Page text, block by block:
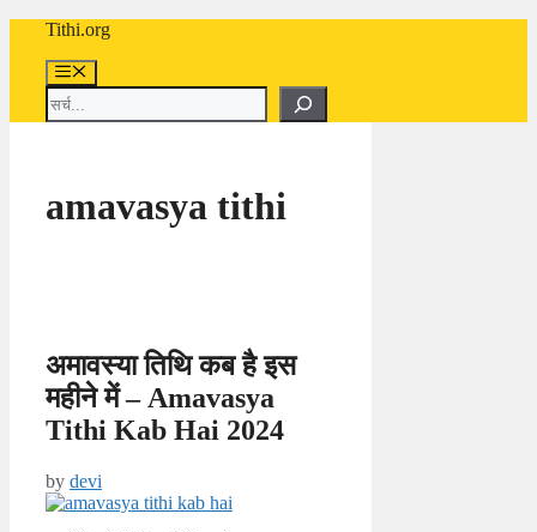
content
Tithi.org
Menu
Search
amavasya tithi
अमावस्या तिथि कब है इस
महीने में – Amavasya
Tithi Kab Hai 2024
by devi